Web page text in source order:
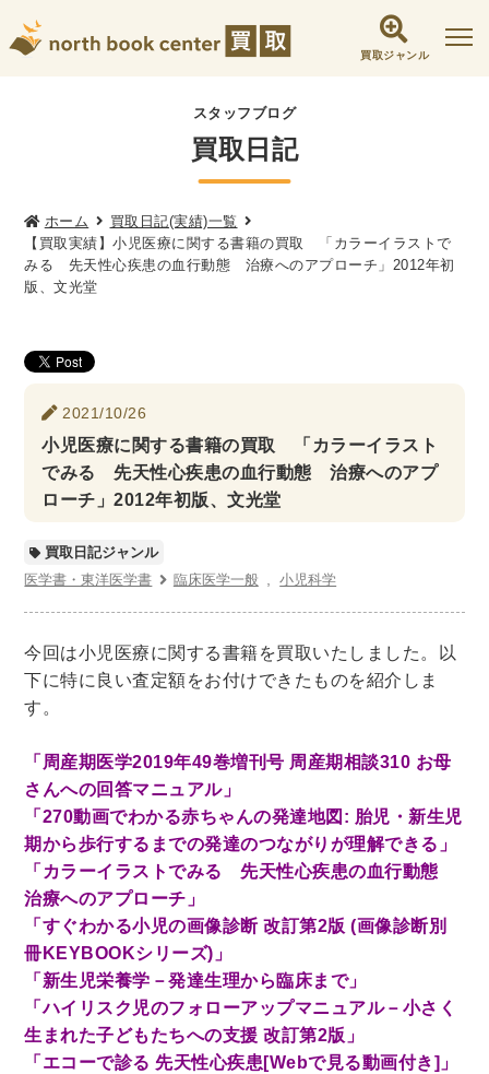
買取ジャンル
社会学書・人文書籍関係
哲学書・心理学・思想書
倫理学・道徳
文化人類学・民俗学
東洋哲学
現象学
西洋哲学 言語学 論理学
社会学
軍事・外交・国際関係
歴史書・地理
世界史 他歴史地理学
地図・地理・地域研究
経済書・経営書・ビジネス書
ビジネス書
マーケティング・セールス
マネジメント・人材管理・リーダーシップ
経営学
経済学・経済事情
経理・アカウンティング
アート・建築・デザイン・音楽
書道
インテリアデザイン・建築デザイン
他建築・芸術
住宅建築
写真 ・絵画 ・美術
建築家・建設・建築構造
彫刻・工芸
日本の伝統文化
楽譜・スコア・音楽書
理工書関係
科学書・工学書・コンピュータ書籍
スタッフブログ
買取日記
ホーム
買取日記(実績)一覧
【買取実績】小児医療に関する書籍の買取 「カラーイラストで
みる 先天性心疾患の血行動態 治療へのアプローチ」2012年初
版、文光堂
2021/10/26
小児医療に関する書籍の買取 「カラーイラスト
でみる 先天性心疾患の血行動態 治療へのアプ
ローチ」2012年初版、文光堂
買取日記ジャンル
医学書・東洋医学書
臨床医学一般 小児科学
今回は小児医療に関する書籍を買取いたしました。以
下に特に良い査定額をお付けできたものを紹介しま
す。
「周産期医学2019年49巻増刊号 周産期相談310 お母
さんへの回答マニュアル」
「270動画でわかる赤ちゃんの発達地図: 胎児・新生児
期から歩行するまでの発達のつながりが理解できる」
「カラーイラストでみる 先天性心疾患の血行動態
治療へのアプローチ」
「すぐわかる小児の画像診断 改訂第2版 (画像診断別
冊KEYBOOKシリーズ)」
「新生児栄養学－発達生理から臨床まで」
「ハイリスク児のフォローアップマニュアル－小さく
生まれた子どもたちへの支援 改訂第2版」
「エコーで診る 先天性心疾患[Webで見る動画付き]」